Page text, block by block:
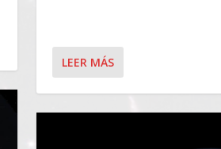
LEER MÁS